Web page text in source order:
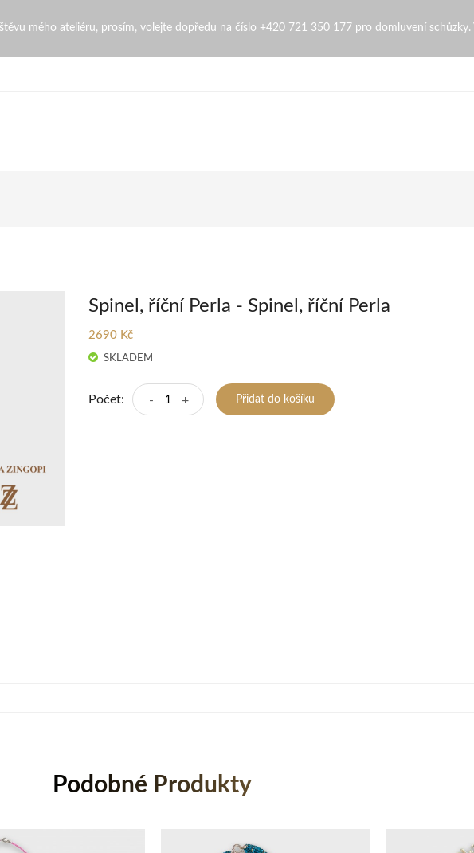
mého ateliéru, prosím, volejte dopředu na číslo +420 721 350 177 pro domluvení schůzky.
Spinel, říční Perla - Spinel, říční Perla
2690 Kč
SKLADEM
Počet: - + Přidat do košíku
Podobné Produkty